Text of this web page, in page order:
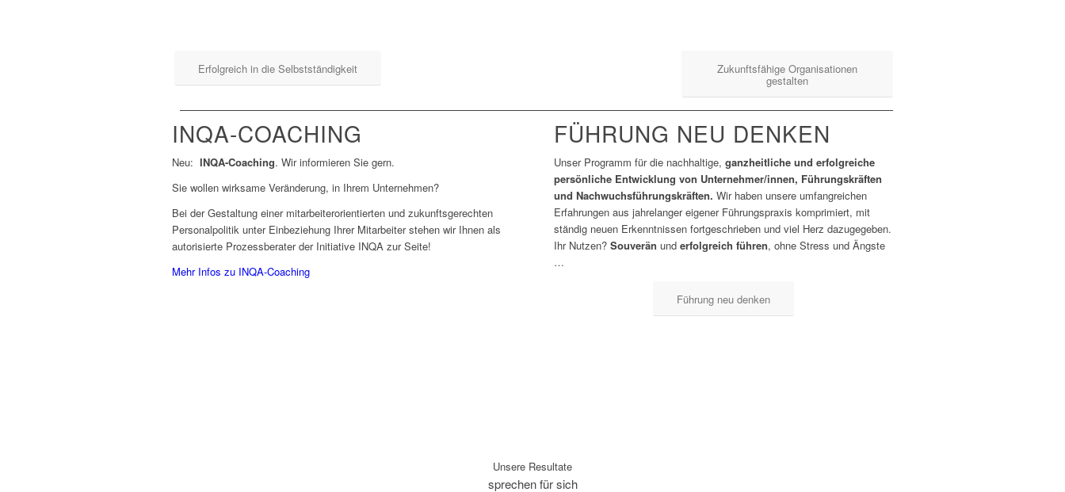
Erfolgreich in die Selbstständigkeit Zukunftsfähige Organisationen
gestalten
INQA-COACHING
Neu: INQA-Coaching. Wir informieren Sie gern.
Sie wollen wirksame Veränderung, in Ihrem Unternehmen?
Bei der Gestaltung einer mitarbeiterorientierten und zukunftsgerechten
Personalpolitik unter Einbeziehung Ihrer Mitarbeiter stehen wir Ihnen als
autorisierte Prozessberater der Initiative INQA zur Seite!
Mehr Infos zu INQA-Coaching
FÜHRUNG NEU DENKEN
Unser Programm für die nachhaltige,ganzheitliche und erfolgreiche
persönliche Entwicklung von Unternehmer/innen, Führungskräften
und Nachwuchsführungskräften.Wir haben unsere umfangreichen
Erfahrungen aus jahrelanger eigener Führungspraxis komprimiert, mit
ständig neuen Erkenntnissen fortgeschrieben und viel Herz dazugegeben.
Ihr Nutzen?Souveränunderfolgreich führen, ohne Stress und Ängste
…
Führung neu denken
Unsere Resultate
sprechen für sich